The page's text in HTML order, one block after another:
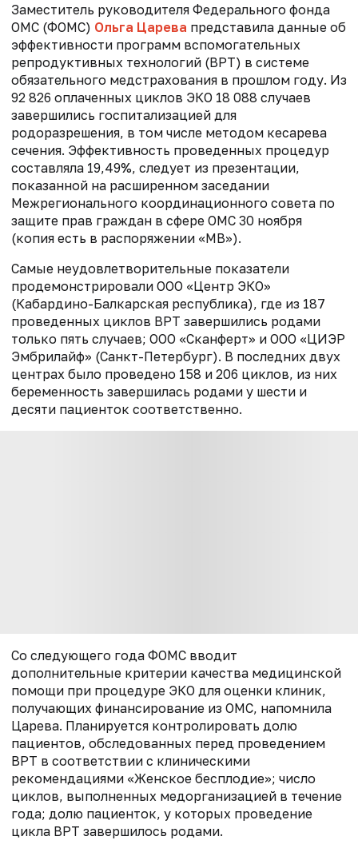
Заместитель руководителя Федерального фонда
ОМС (ФОМС) Ольга Царева представила данные об
эффективности программ вспомогательных
репродуктивных технологий (ВРТ) в системе
обязательного медстрахования в прошлом году. Из
92 826 оплаченных циклов ЭКО 18 088 случаев
завершились госпитализацией для
родоразрешения, в том числе методом кесарева
сечения. Эффективность проведенных процедур
составляла 19,49%, следует из презентации,
показанной на расширенном заседании
Межрегионального координационного совета по
защите прав граждан в сфере ОМС 30 ноября
(копия есть в распоряжении «МВ»).
Самые неудовлетворительные показатели
продемонстрировали ООО «Центр ЭКО»
(Кабардино-Балкарская республика), где из 187
проведенных циклов ВРТ завершились родами
только пять случаев; ООО «Сканферт» и ООО «ЦИЭР
Эмбрилайф» (Санкт-Петербург). В последних двух
центрах было проведено 158 и 206 циклов, из них
беременность завершилась родами у шести и
десяти пациенток соответственно.
Со следующего года ФОМС вводит
дополнительные критерии качества медицинской
помощи при процедуре ЭКО для оценки клиник,
получающих финансирование из ОМС, напомнила
Царева. Планируется контролировать долю
пациентов, обследованных перед проведением
ВРТ в соответствии с клиническими
рекомендациями «Женское бесплодие»; число
циклов, выполненных медорганизацией в течение
года; долю пациенток, у которых проведение
цикла ВРТ завершилось родами.